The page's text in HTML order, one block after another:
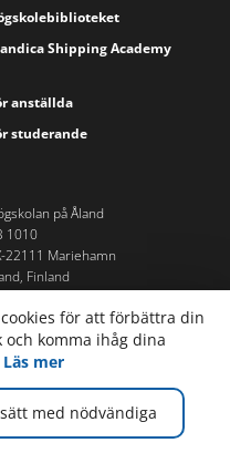
Shipping Academy
anställda
studerande
på Åland
1010
22111 Mariehamn
Finland
webbplatsenför att förbättra din
komma ihåg dina
Läs mer
med nödvändiga